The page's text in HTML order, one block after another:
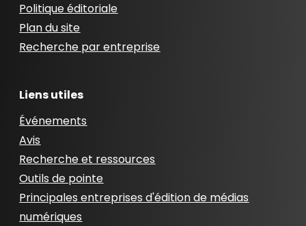
Politique éditoriale
Plan du site
Recherche par entreprise
Liens utiles
Événements
Avis
Recherche et ressources
Outils de pointe
Principales entreprises d'édition de médias
numériques